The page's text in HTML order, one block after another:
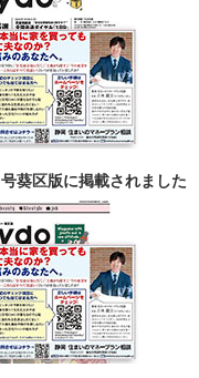
葵区版に掲載されました